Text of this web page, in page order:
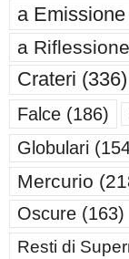
a Emissione
a Riflessione
Crateri (336)
Falce (186)
Globulari
Mercurio
Oscure (163)
Resti di